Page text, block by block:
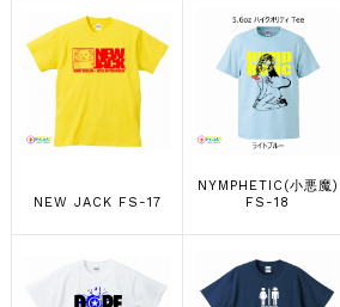
NEW JACK FS-17
NYMPHETIC(小悪魔)
FS-18